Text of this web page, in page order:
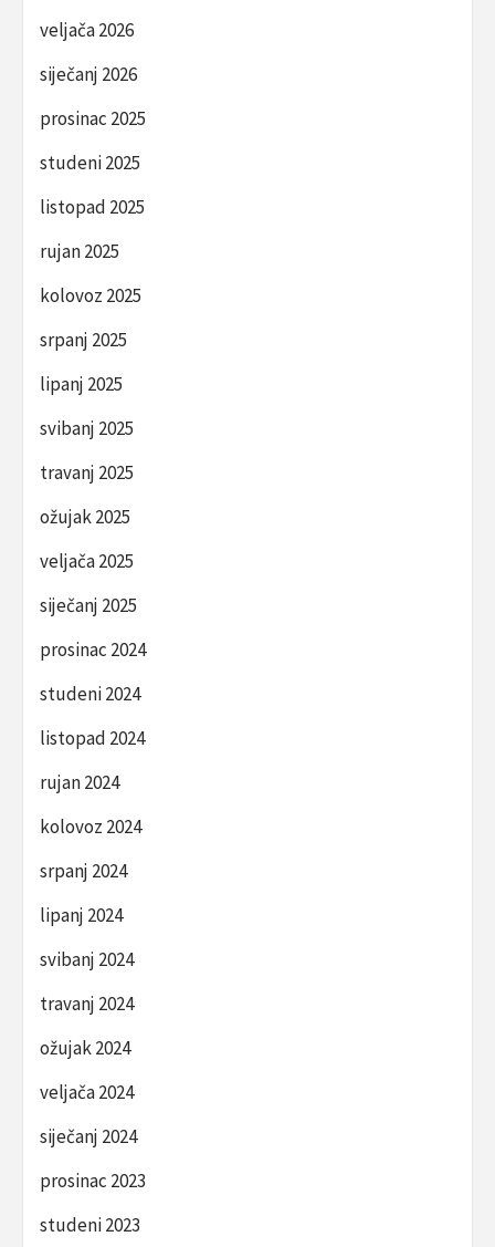
veljača 2026
siječanj 2026
prosinac 2025
studeni 2025
listopad 2025
rujan 2025
kolovoz 2025
srpanj 2025
lipanj 2025
svibanj 2025
travanj 2025
ožujak 2025
veljača 2025
siječanj 2025
prosinac 2024
studeni 2024
listopad 2024
rujan 2024
kolovoz 2024
srpanj 2024
lipanj 2024
svibanj 2024
travanj 2024
ožujak 2024
veljača 2024
siječanj 2024
prosinac 2023
studeni 2023